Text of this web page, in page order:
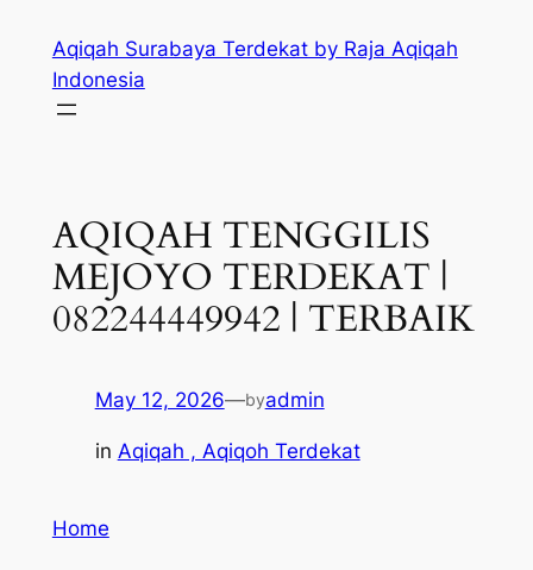
content
Aqiqah Surabaya Terdekat by Raja Aqiqah
Indonesia
AQIQAH TENGGILIS
MEJOYO TERDEKAT |
082244449942 | TERBAIK
May 12, 2026—byadmin
in Aqiqah , Aqiqoh Terdekat
Home